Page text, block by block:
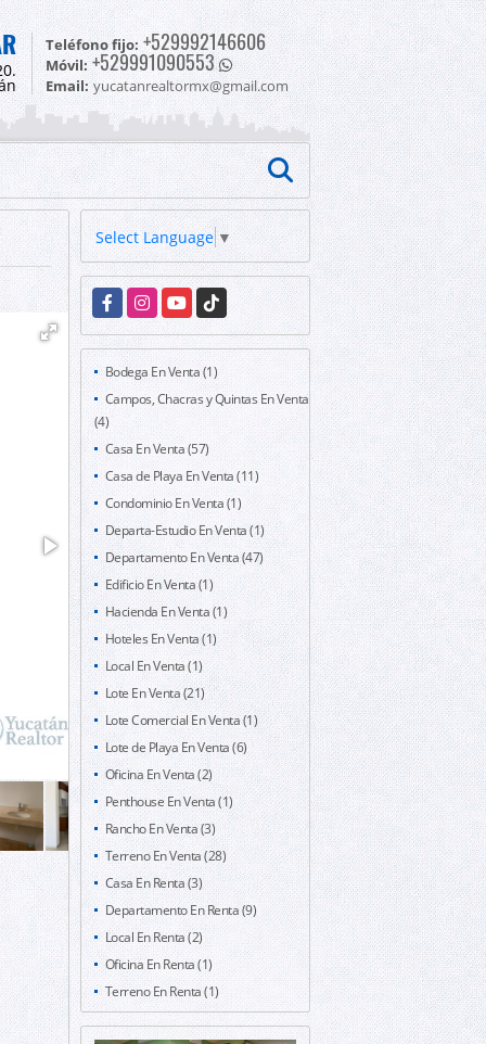
Teléfono fijo: +529992146606
Móvil: +529991090553
Email: yucatanrealtormx@gmail.com
Select Language ▼
FacebookInstagramYouTubeTikTok
Bodega En Venta (1)
Campos, Chacras y Quintas En Venta
(4)
Casa En Venta (57)
Casa de Playa En Venta (11)
Condominio En Venta (1)
Departa-Estudio En Venta (1)
Departamento En Venta (47)
Edificio En Venta (1)
Hacienda En Venta (1)
Hoteles En Venta (1)
Local En Venta (1)
Lote En Venta (21)
Lote Comercial En Venta (1)
Lote de Playa En Venta (6)
Oficina En Venta (2)
Penthouse En Venta (1)
Rancho En Venta (3)
Terreno En Venta (28)
Casa En Renta (3)
Departamento En Renta (9)
Local En Renta (2)
Oficina En Renta (1)
Terreno En Renta (1)